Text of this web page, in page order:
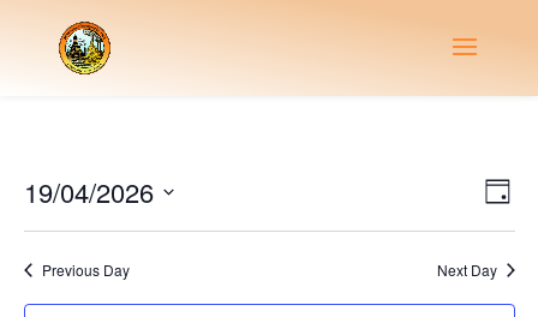
Day
19/04/2026
Previous Day Next Day